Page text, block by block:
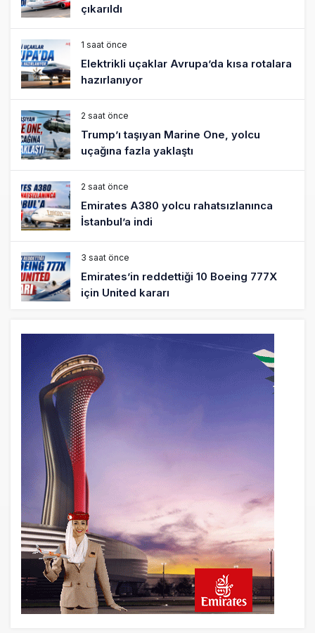
çıkarıldı
1 saat önce
Elektrikli uçaklar Avrupa’da kısa rotalara
hazırlanıyor
2 saat önce
Trump’ı taşıyan Marine One, yolcu
uçağına fazla yaklaştı
2 saat önce
Emirates A380 yolcu rahatsızlanınca
İstanbul’a indi
3 saat önce
Emirates’in reddettiği 10 Boeing 777X
için United kararı
DHL uçağı havada cisimle çarpıştı,
havalimanında patlayıcı drone bulundu
4 saat önce
SpaceX Falcon 9’un ikinci kademesi
Ay’a çarptı
4 saat önce
Üniformasız Disiplin: Kabin Ekipleri Nasıl
Yolcu Olur?
20 saat önce
ISG’nin terminal memurlarından can
kurtaran hamle